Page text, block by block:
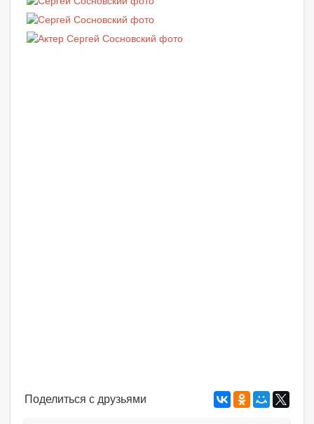
Поделиться с друзьями